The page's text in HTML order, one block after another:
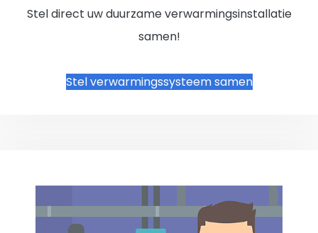
Stel direct uw duurzame verwarmingsinstallatie
samen!
Stel verwarmingssysteem samen